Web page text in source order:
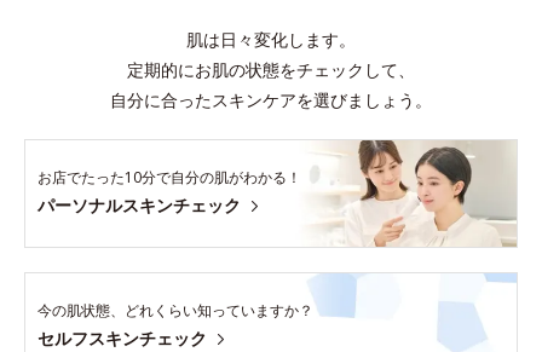
肌は日々変化します。
定期的にお肌の状態をチェックして、
自分に合ったスキンケアを選びましょう。
お店でたった10分で自分の肌がわかる！
パーソナルスキンチェック
今の肌状態、どれくらい知っていますか？
セルフスキンチェック